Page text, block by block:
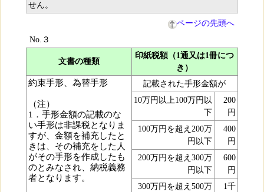
せん。
ページの先頭へ
No.３
文書の種類
印紙税額（1通又は1冊につ
き）
約束手形、為替手形
（注）
1．手形金額の記載のな
い手形は非課税となりま
すが、金額を補充したと
きは、その補充をした人
がその手形を作成したも
のとみなされ、納税義務
者となります。
記載された手形金額が
10万円以上100万円以
下
200
円
100万円を超え200万
円以下
400
円
200万円を超え300万
円以下
600
円
300万円を超え500万
1千